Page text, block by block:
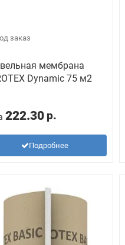
заказ
мембрана
Dynamic 75 м2
222.30 р.
Подробнее